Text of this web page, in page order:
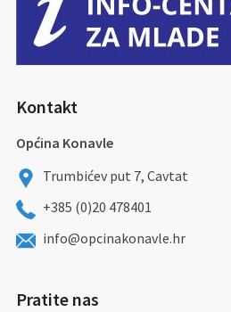
Kontakt
Općina Konavle
Trumbićev put 7, Cavtat
+385 (0)20 478401
info@opcinakonavle.hr
Pratite nas